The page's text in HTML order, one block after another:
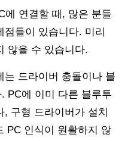
에 연결할 때, 많은 분들
들이 있습니다. 미리
않을 수 있습니다.
는 드라이버 충돌이나 블
PC에 이미 다른 블루투
구형 드라이버가 설치
PC 인식이 원활하지 않